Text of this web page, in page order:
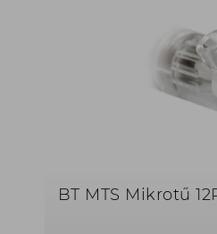
BT MTS Mikrotű